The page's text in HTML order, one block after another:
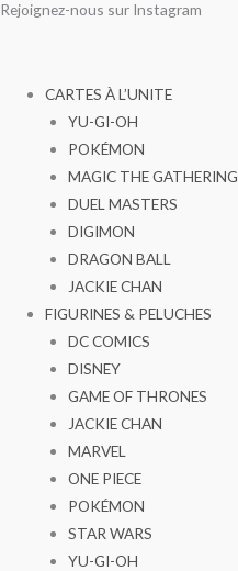
Aller
Rejoignez-nous sur Instagram
CARTES À L’UNITE
YU-GI-OH
POKÉMON
MAGIC THE GATHERING
DUEL MASTERS
DIGIMON
DRAGON BALL
JACKIE CHAN
FIGURINES & PELUCHES
DC COMICS
DISNEY
GAME OF THRONES
JACKIE CHAN
MARVEL
ONE PIECE
POKÉMON
STAR WARS
YU-GI-OH